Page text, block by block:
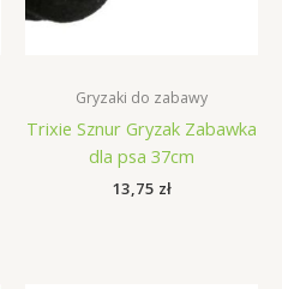
Gryzaki do zabawy
Trixie Sznur Gryzak Zabawka
dla psa 37cm
13,75 zł